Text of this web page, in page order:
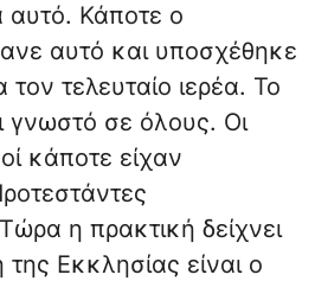
αυτό. Κάποτε ο
αυτό και υποσχέθηκε
τον τελευταίο ιερέα. Το
γνωστό σε όλους. Οι
κάποτε είχαν
η πρακτική δείχνει
Εκκλησίας είναι ο